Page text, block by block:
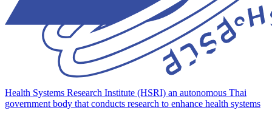
Health Systems Research Institute (HSRI) an autonomous Thai
government body that conducts research to enhance health systems